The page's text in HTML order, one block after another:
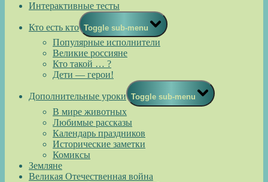
Интерактивные тесты
Кто есть кто Toggle sub-menu
Популярные исполнители
Великие россияне
Кто такой … ?
Дети — герои!
Дополнительные уроки Toggle sub-menu
В мире животных
Любимые рассказы
Календарь праздников
Исторические заметки
Комиксы
Земляне
Великая Отечественная война